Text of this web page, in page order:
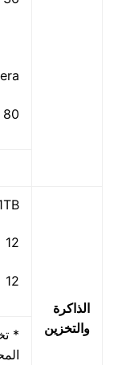
80˚
الذاكرة
والتخزين
1TB
*